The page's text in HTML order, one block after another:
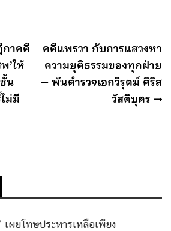
าคดี
’ให้
น
ม่มี
คดีแพรวา กับการแสวงหา
ความยุติธรรมของทุกฝ่าย
– พันตำรวจเอกวิรุตม์ ศิริส
วัสดิบุตร
เผยโทษประหารเหลือเพียง